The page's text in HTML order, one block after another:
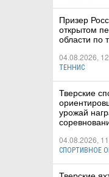
Призер
открытом
области по
04.08.2026,
ТЕННИС
Тверские
урожай
04.08.2026,
СПОРТИВНОЕ